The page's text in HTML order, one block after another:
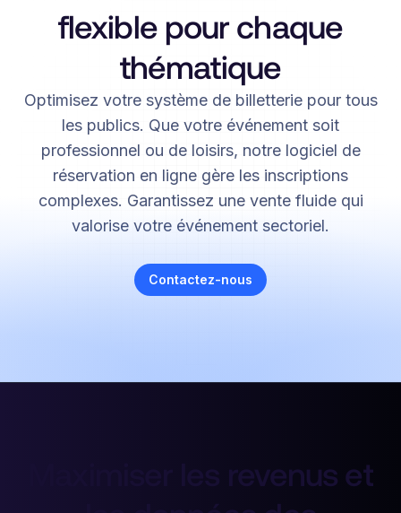
flexible pour chaque
thématique
Optimisez votre système de billetterie pour tous
les publics. Que votre événement soit
professionnel ou de loisirs, notre logiciel de
réservation en ligne gère les inscriptions
complexes. Garantissez une vente fluide qui
valorise votre événement sectoriel.
Contactez-nous
Maximiser les revenus et